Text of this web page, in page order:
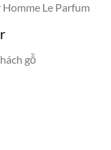
Le Parfum
gỗ